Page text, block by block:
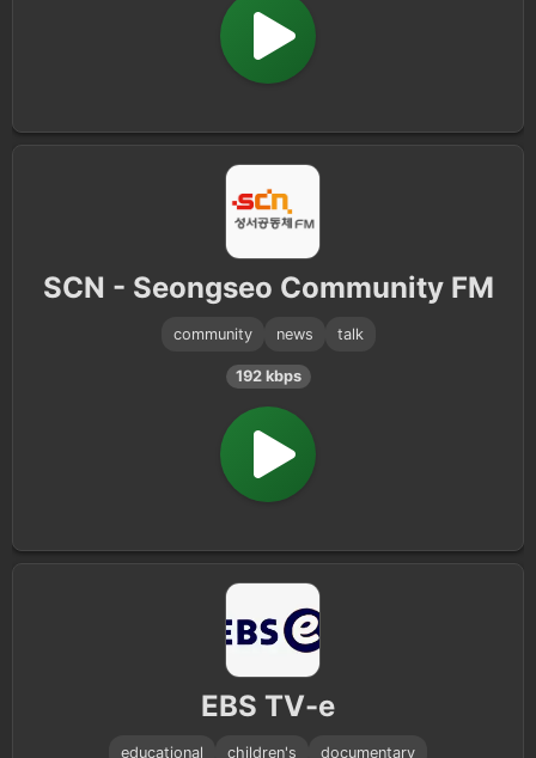
SCN - Seongseo Community FM
community news talk
192 kbps
EBS TV-e
educational children's documentary